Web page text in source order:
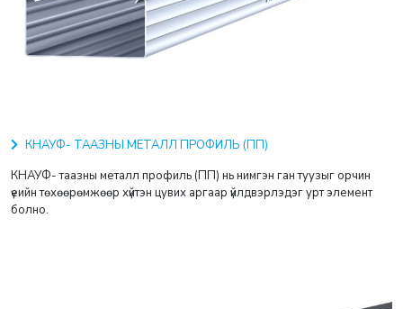
КНАУФ- ТААЗНЫ МЕТАЛЛ ПРОФИЛЬ (ПП)
КНАУФ- таазны металл профиль (ПП) нь нимгэн ган туузыг орчин
үеийн төхөөрөмжөөр хүйтэн цувих аргаар үйлдвэрлэдэг урт элемент
болно.